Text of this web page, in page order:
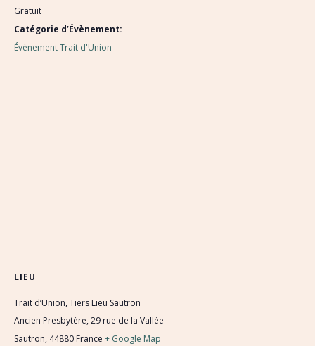
Gratuit
Catégorie d’Évènement:
Évènement Trait d'Union
LIEU
Trait d’Union, Tiers Lieu Sautron
Ancien Presbytère, 29 rue de la Vallée
Sautron, 44880 France + Google Map